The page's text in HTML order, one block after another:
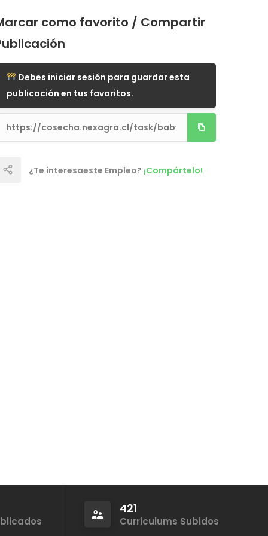
como favorito / Compartir
Debes iniciar sesión para guardar esta
publicación en tus favoritos.
¿Te interesaeste Empleo? ¡Compártelo!
421
Curriculums Subidos